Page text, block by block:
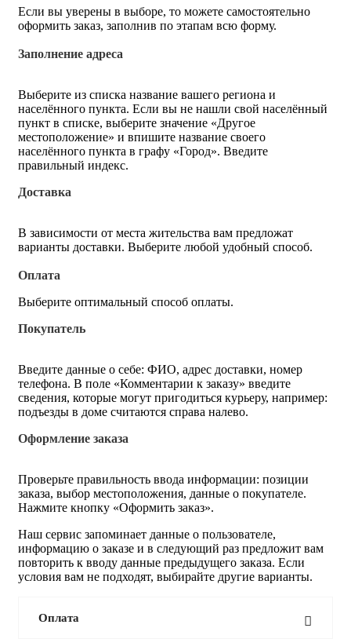
Если вы уверены в выборе, то можете самостоятельно
оформить заказ, заполнив по этапам всю форму.
Заполнение адреса
Выберите из списка название вашего региона и
населённого пункта. Если вы не нашли свой населённый
пункт в списке, выберите значение «Другое
местоположение» и впишите название своего
населённого пункта в графу «Город». Введите
правильный индекс.
Доставка
В зависимости от места жительства вам предложат
варианты доставки. Выберите любой удобный способ.
Оплата
Выберите оптимальный способ оплаты.
Покупатель
Введите данные о себе: ФИО, адрес доставки, номер
телефона. В поле «Комментарии к заказу» введите
сведения, которые могут пригодиться курьеру, например:
подъезды в доме считаются справа налево.
Оформление заказа
Проверьте правильность ввода информации: позиции
заказа, выбор местоположения, данные о покупателе.
Нажмите кнопку «Оформить заказ».
Наш сервис запоминает данные о пользователе,
информацию о заказе и в следующий раз предложит вам
повторить к вводу данные предыдущего заказа. Если
условия вам не подходят, выбирайте другие варианты.
Оплата